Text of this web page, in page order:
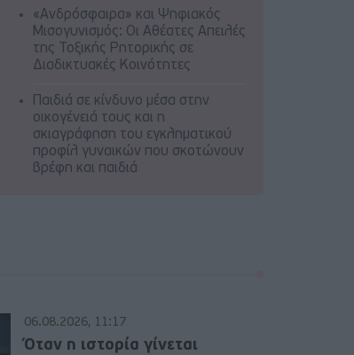
«Ανδρόσφαιρα» και Ψηφιακός
Μισογυνισμός: Οι Αθέατες Απειλές
της Τοξικής Ρητορικής σε
Διαδικτυακές Κοινότητες
Παιδιά σε κίνδυνο μέσα στην
οικογένειά τους και η
σκιαγράφηση του εγκληματικού
προφίλ γυναικών που σκοτώνουν
βρέφη και παιδιά
06.08.2026, 11:17
Όταν η ιστορία γίνεται